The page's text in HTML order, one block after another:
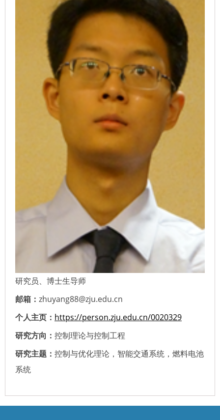
研究员、博士生导师
邮箱： zhuyang88@zju.edu.cn
个人主页： https://person.zju.edu.cn/0020329
研究方向： 控制理论与控制工程
研究主题： 控制与优化理论，智能交通系统，燃料电池
系统